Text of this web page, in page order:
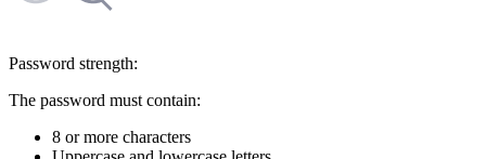
Password strength:
The password must contain:
8 or more characters